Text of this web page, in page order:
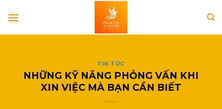
TIN TỨC
NHỮNG KỸ NĂNG PHỎNG VẤN KHI
XIN VIỆC MÀ BẠN CẦN BIẾT